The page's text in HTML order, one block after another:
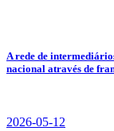
A rede de
nacional através de
2026-05-12